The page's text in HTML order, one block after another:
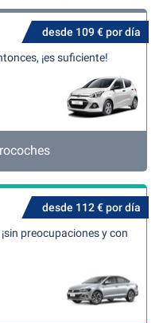
desde 109 € por día
¡es suficiente!
desde 112 € por día
preocupaciones y con